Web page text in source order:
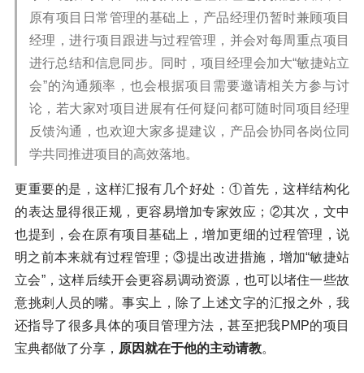
原有项目日常管理的基础上，产品经理仍暂时兼顾项目
经理，进行项目跟进与过程管理，并会对每周重点项目
进行总结和信息同步。同时，项目经理会加大“敏捷站立
会”的沟通频率，也会根据项目需要邀请相关方参与讨
论，若大家对项目进展有任何疑问都可随时同项目经理
反馈沟通，也欢迎大家多提建议，产品会协同各岗位同
学共同推进项目的高效落地。
更重要的是，这样汇报有几个好处：①首先，这样结构化
的表达显得很正规，更容易增加专家效应；②其次，文中
也提到，会在原有项目基础上，增加更细的过程管理，说
明之前本来就有过程管理；③提出改进措施，增加“敏捷站
立会”，这样后续开会更容易调动资源，也可以堵住一些故
意挑刺人员的嘴。事实上，除了上述文字的汇报之外，我
还指导了很多具体的项目管理方法，甚至把我PMP的项目
宝典都做了分享， 原因就在于他的主动请教。